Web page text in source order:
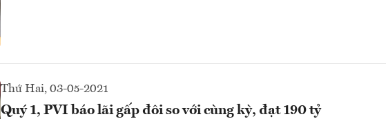
Thứ Hai, 03-05-2021
Quý 1, PVI báo lãi gấp đôi so với cùng kỳ, đạt 190 tỷ